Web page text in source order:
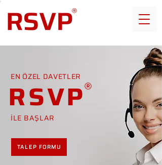
EN ÖZEL DAVETLER
RSVP
İLE BAŞLAR
TALEP FORMU